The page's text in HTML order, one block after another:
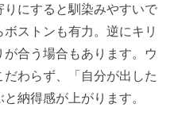
にすると馴染みやすいで
ストンも有力。逆にキリ
合う場合もあります。ウ
わらず、「自分が出した
納得感が上がります。